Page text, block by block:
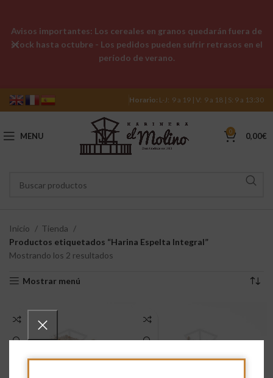
Horario: L-J: 9 a 19 | V: 9 a 18 | S: 9 a 13:30
MENU 0 0,00€
Inicio
Tienda
Productos etiquetados “Harina Espelta Integral”
Mostrando los 2 resultados
Mostrar menú
Avisos importantes: Los cereales en granos quedarán fuera de
stock hasta octubre - Los pedidos pueden sufrir retrasos en el
período de verano.